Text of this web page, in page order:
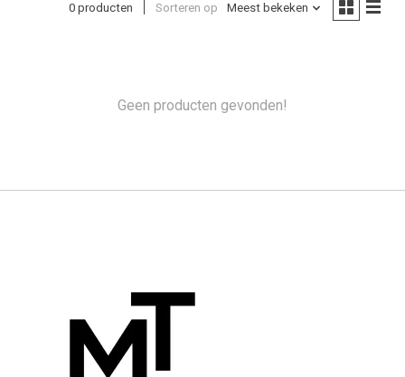
0 producten Sorteren op Meest bekeken
Geen producten gevonden!